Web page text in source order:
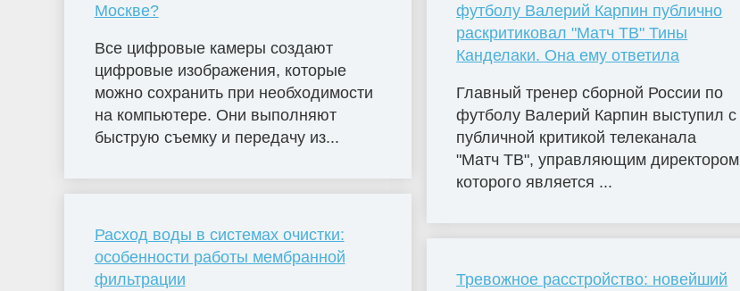
Москве?
Все цифровые камеры создают
цифровые изображения, которые
можно сохранить при необходимости
на компьютере. Они выполняют
быструю съемку и передачу из...
Расход воды в системах очистки:
особенности работы мембранной
фильтрации
футболу Валерий Карпин публично
раскритиковал "Матч ТВ" Тины
Канделаки. Она ему ответила
Главный тренер сборной России по
футболу Валерий Карпин выступил с
публичной критикой телеканала
"Матч ТВ", управляющим директором
которого является ...
Тревожное расстройство: новейший